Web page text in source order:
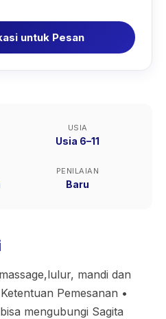
untuk Pesan
USIA
Usia 6–11
PENILAIAN
Baru
mandi dan
Pemesanan •⁠
mengubungi Sagita